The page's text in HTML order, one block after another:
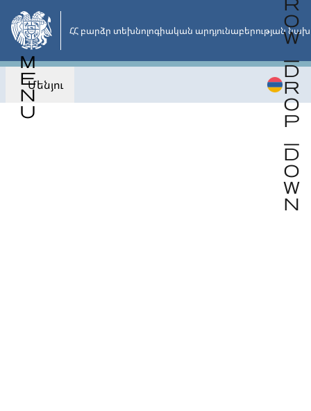
Անցնել
հիմնական
բովանդակությանը
ՀՀ բարձր տեխնոլոգիական արդյունաբերության
Մենյու